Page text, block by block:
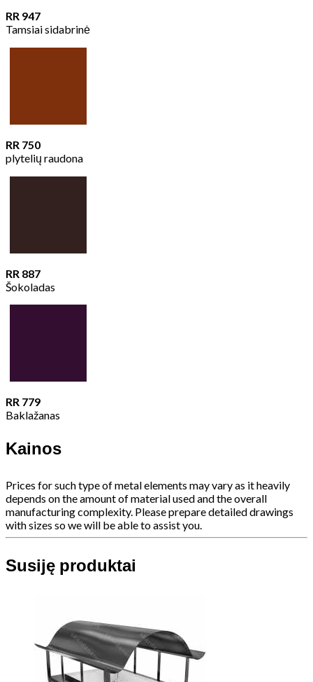
RR 947
Tamsiai sidabrinė
RR 750
plytelių raudona
RR 887
Šokoladas
RR 779
Baklažanas
Kainos
Prices for such type of metal elements may vary as it heavily
depends on the amount of material used and the overall
manufacturing complexity. Please prepare detailed drawings
with sizes so we will be able to assist you.
Susiję produktai